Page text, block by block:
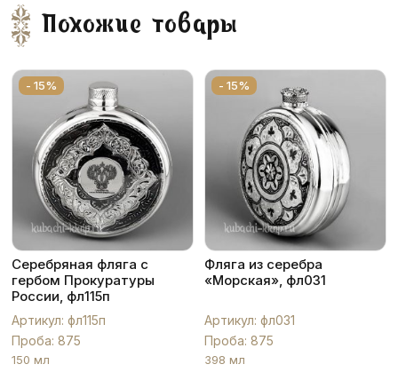
Похожие товары
- 15%
Серебряная фляга с
гербом Прокуратуры
России, фл115п
Артикул: фл115п
Проба: 875
150 мл
- 15%
Фляга из серебра
«Морская», фл031
Артикул: фл031
Проба: 875
398 мл